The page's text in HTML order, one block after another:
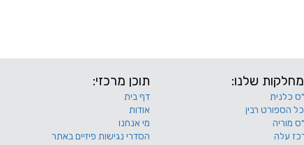
שלנו:
כלנית
הספורט רבין
מוריה
עלה
תוכן מרכזי:
דף בית
אודות
מי אנחנו
הסדרי נגישות פיזיים באתר